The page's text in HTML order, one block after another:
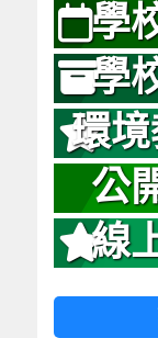
學
學
環
公
線